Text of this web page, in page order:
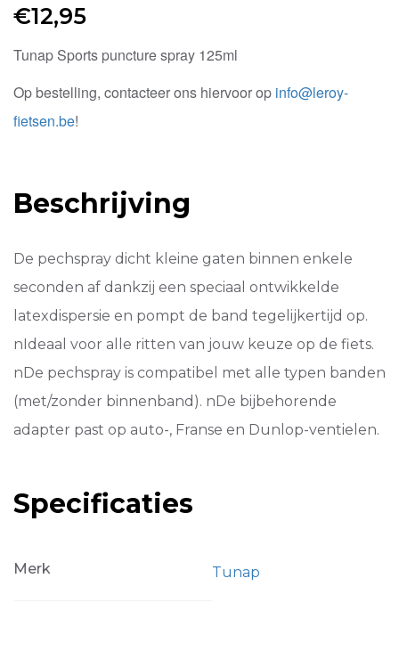
€12,95
Tunap Sports puncture spray 125ml
Op bestelling, contacteer ons hiervoor op info@leroy-
fietsen.be!
Beschrijving
De pechspray dicht kleine gaten binnen enkele
seconden af dankzij een speciaal ontwikkelde
latexdispersie en pompt de band tegelijkertijd op.
nIdeaal voor alle ritten van jouw keuze op de fiets.
nDe pechspray is compatibel met alle typen banden
(met/zonder binnenband). nDe bijbehorende
adapter past op auto-, Franse en Dunlop-ventielen.
Specificaties
Merk Tunap